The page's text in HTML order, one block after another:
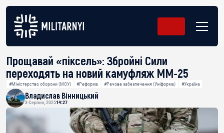
Прощавай «піксель»: Збройні Сили
переходять на новий камуфляж ММ-25
#Міністерство оборони (МОУ) #Реформа #Речове забезпечення (Уніформа) #Україна
Владислав Вінницький
3 Серпня, 202514:27